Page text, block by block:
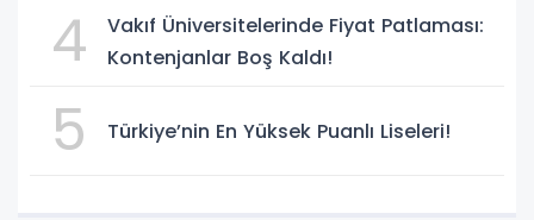
4
Vakıf Üniversitelerinde Fiyat Patlaması:
Kontenjanlar Boş Kaldı!
5 Türkiye’nin En Yüksek Puanlı Liseleri!